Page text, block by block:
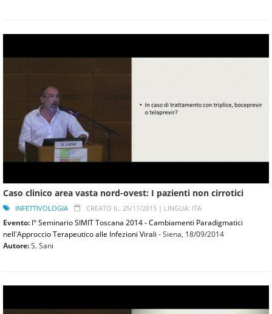
Caso clinico area vasta nord-ovest: I pazienti non cirrotici
INFETTIVOLOGIA CREATO IL: 25/11/2015 | LINGUA: ITA
Evento: I° Seminario SIMIT Toscana 2014 - Cambiamenti Paradigmatici
nell'Approccio Terapeutico alle Infezioni Virali - Siena, 18/09/2014
Autore:S. Sani